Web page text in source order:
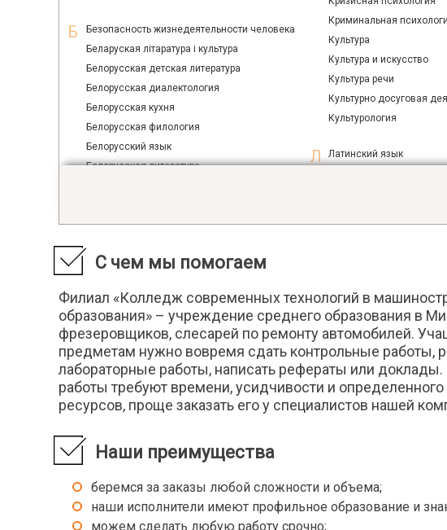
Безопасность жизнедеятельности человека
Беларуская лiтаратура i культура
Белорусская детская литература
Белорусская диалектология
Белорусская кухня
Белорусская филология
Белорусский язык
Белорусская литература
Библиотечное дело
Биография
Введение в литературоведение
Введение в специальность
Введение в учительскую профессию
Введение в языкознание
Великая Отечественная Война
Виртуальная психология
Внешняя политика Англии в конце 19 - начале
ВОВ советского народа в контексте второй
мировой
Возрастная и педагогическая психология
дошкольниками
Криминальная
Культура
Культура и искусство
Культура речи
Культурно досуговая
Культурология
Латинский язык
Литература
Литература зарубежная
Литература русская
Литературоведение
Логика
Логика гуманитарная
Логика и риторика
Лыжный спорт и
С чем мы помогаем
Филиал «Колледж современных технологий в
образования» – учреждение среднего образования в
фрезеровщиков, слесарей по ремонту автомобилей.
предметам нужно вовремя сдать контрольные работы,
лабораторные работы, написать рефераты или
работы требуют времени, усидчивости и
ресурсов, проще заказать его у специалистов нашей
Наши преимущества
беремся за заказы любой сложности и объема;
наши исполнители имеют профильное образование и
можем сделать любую работу срочно;